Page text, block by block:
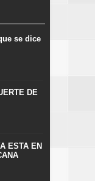
se dice
DE
ESTA EN